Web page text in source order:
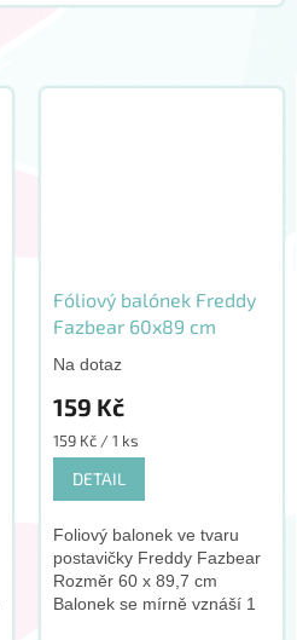
Fóliový balónek Freddy
Fazbear 60x89 cm
Průměrné
produktu
je
3,0
5
hvězdiček.
Na dotaz
159 Kč
Měrná
cena:
159 Kč / 1 ks
DETAIL
Foliový balonek ve tvaru
postavičky Freddy Fazbear
Rozměr 60 x 89,7 cm
Balonek se mírně vznáší 1